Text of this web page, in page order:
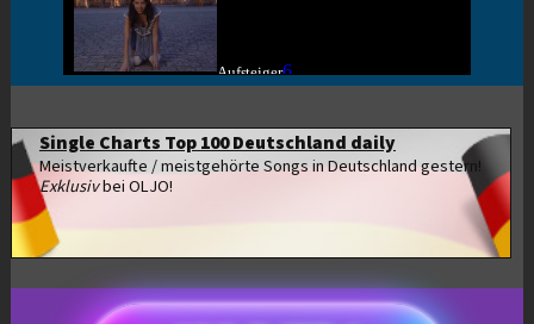
Single Charts Top 100 Deutschland daily
Meistverkaufte / meistgehörte Songs in Deutschland gestern!
Exklusivbei OLJO!